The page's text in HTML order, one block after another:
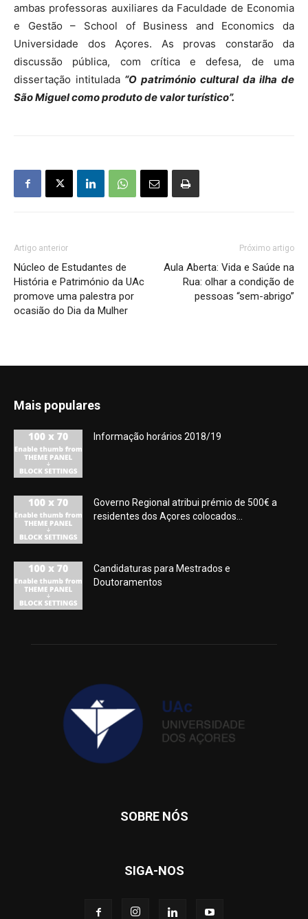
ambas professoras auxiliares da Faculdade de Economia
e Gestão – School of Business and Economics da
Universidade dos Açores. As provas constarão da
discussão pública, com crítica e defesa, de uma
dissertação intitulada “O património cultural da ilha de
São Miguel como produto de valor turístico”.
Artigo anterior
Núcleo de Estudantes de
História e Património da UAc
promove uma palestra por
ocasião do Dia da Mulher
Próximo artigo
Aula Aberta: Vida e Saúde na
Rua: olhar a condição de
pessoas “sem-abrigo”
Mais populares
Informação horários 2018/19
Governo Regional atribui prémio de 500€ a
residentes dos Açores colocados...
Candidaturas para Mestrados e
Doutoramentos
SOBRE NÓS
SIGA-NOS